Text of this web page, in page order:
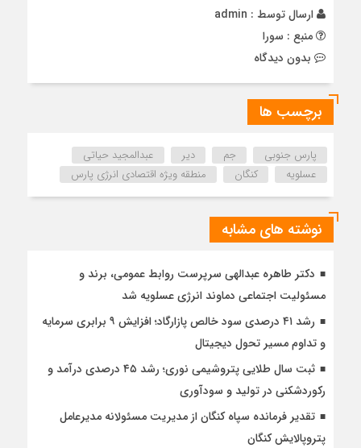
ارسال توسط : admin
منبع : سورا
بدون دیدگاه
برچسب ها
پارس جنوبی جم دیر
عبدالمجید حیاتی
عسلویه
کنگان منطقه ویژه اقتصادی انرژی پارس
نوشته های مشابه
دکتر طاهره عبدالهی سرپرست روابط عمومی، برند و
مسئولیت اجتماعی دماوند انرژی عسلویه شد
رشد ۴۱ درصدی سود خالص پازارگاد؛ افزایش ۹ برابری سرمایه
و تداوم مسیر تحول دیجیتال
ثبت سال طلایی پتروشیمی نوری؛ رشد ۴۵ درصدی درآمد و
رکوردشکنی در تولید و سودآوری
تقدیر فرمانده سپاه کنگان از مدیریت مسئولانه مدیرعامل
پتروپالایش کنگان